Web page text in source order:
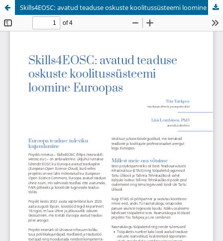
Skills4EOSC: avatud teaduse oskuste koolitussüsteemi loomine Euroopas